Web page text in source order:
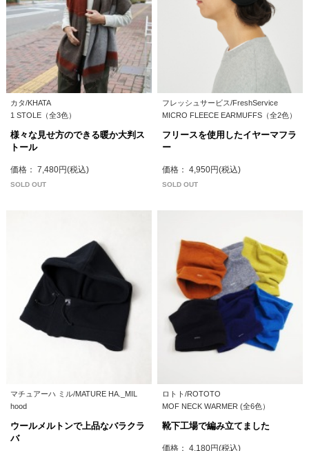
カタ/KHATA
1 STOLE（全3色）
様々な見せ方のできる暖か大判ス
トール
価格： 7,480円(税込)
SOLD OUT
フレッシュサービス/FreshService
MICRO FLEECE EARMUFFS（全2色）
フリースを使用したイヤーマフラ
ー
価格： 4,950円(税込)
SOLD OUT
マチュアーハ ミル/MATURE HA._MIL
hood
ウールメルトンで上品なバラクラ
バ
ロトト/ROTOTO
MOF NECK WARMER (全6色）
靴下工場で編み立てました
価格： 4,180円(税込)